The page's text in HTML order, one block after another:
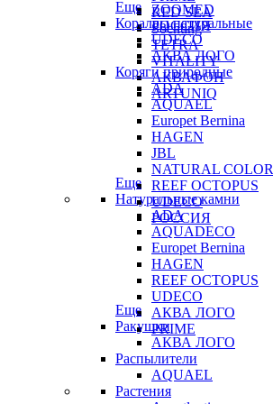
RED SEA
Sochting
TETRA
VITALITY
АКВАФОН
ARTUNIQ
ZOOMED
РОССИЯ
Еще
Кораллы натуральные
UDECO
АКВА ЛОГО
Коряги природные
ADA
AQUAEL
Europet Bernina
HAGEN
JBL
NATURAL COLOR
REEF OCTOPUS
UDECO
РОССИЯ
Еще
Натуральные камни
ADA
AQUADECO
Europet Bernina
HAGEN
REEF OCTOPUS
UDECO
АКВА ЛОГО
PRIME
Еще
Ракушки
АКВА ЛОГО
Распылители
AQUAEL
Растения